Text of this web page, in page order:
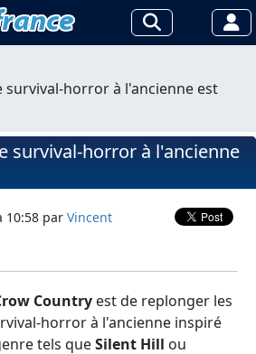
survival-horror à l'ancienne est
survival-horror à l'ancienne
10:58 par Vincent
Country est de replonger les
horror à l'ancienne inspiré
tels queSilent Hill ou